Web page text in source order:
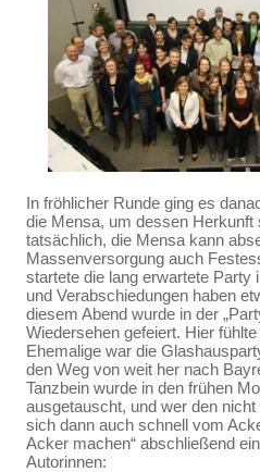
In fröhlicher Runde ging es
die Mensa, um dessen Herkunft
tatsächlich, die Mensa kann
Massenversorgung auch
startete die lang erwartete
und Verabschiedungen haben
diesem Abend wurde in der
Wiedersehen gefeiert. Hier
Ehemalige war die
den Weg von weit her nach
Tanzbein wurde in den frühen
ausgetauscht, und wer den
sich dann auch schnell vom
Acker machen“ abschließend
Autorinnen: